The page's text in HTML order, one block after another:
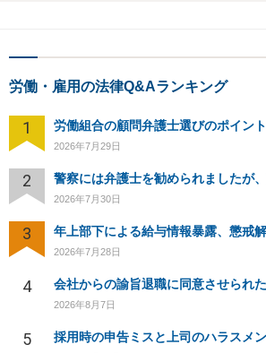
労働・雇用の法律Q&Aランキング
1 労働組合の顧問弁護士選びのポイント
2026年7月29日
2
2026年7月30日
3 年上部下による給与情報暴露、懲戒
2026年7月28日
4
2026年8月7日
5 採用時の申告ミスと上司のハラスメ